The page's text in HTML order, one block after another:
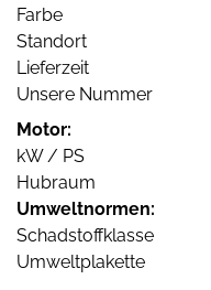
Farbe
Standort
Lieferzeit
Unsere Nummer
Motor:
kW / PS
Hubraum
Umweltnormen:
Schadstoffklasse
Umweltplakette